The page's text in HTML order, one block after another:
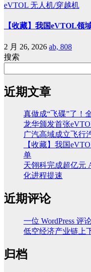
eVTOL 无人机/穿越机
【收藏】我国eVTOL领
2 月 26, 2026 ab, 808
搜索
近期文章
真做成“飞碟”了！
龙华颁发首张
广汽高域成立飞行
【收藏】我国
单
天翎科完成超亿元
化进程提速
近期评论
一位 WordPress 评
低空经济产业链上
归档